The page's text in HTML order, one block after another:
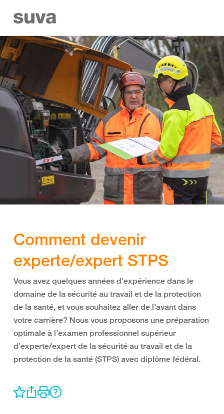
Comment devenir
experte/expert STPS
Vous avez quelques années d’expérience dans le
domaine de la sécurité au travail et de la protection
de la santé, et vous souhaitez aller de l’avant dans
votre carrière? Nous vous proposons une préparation
optimale à l’examen professionnel supérieur
d’experte/expert de la sécurité au travail et de la
protection de la santé (STPS) avec diplôme fédéral.